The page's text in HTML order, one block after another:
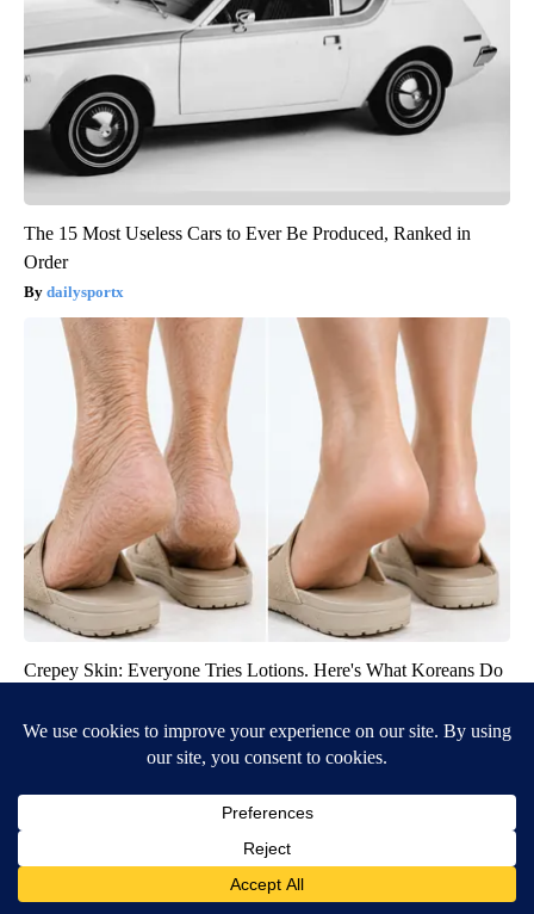
The 15 Most Useless Cars to Ever Be Produced, Ranked in
Order
dailysportx
Crepey Skin: Everyone Tries Lotions. Here's What Koreans Do
Tri Lift Skincare
BE PART OF THE CONVERSATION
KVIA ABC 7 is committed to providing a forum for civil
and constructive conversation.